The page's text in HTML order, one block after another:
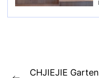
CHJIEJIE